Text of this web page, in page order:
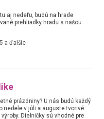
aj nedeľu, budú na hrade
prehliadky hradu s našou
a ďalšie
prázdniny? U nás budú každý
nedele v júli a auguste tvorivé
Dielničky sú vhodné pre